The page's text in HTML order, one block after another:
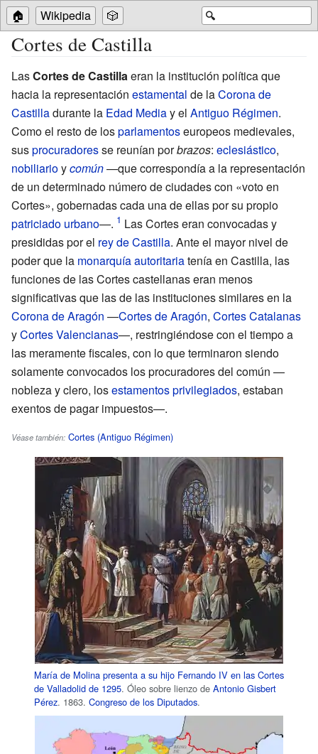
🔍
🏠 Wikipedia 🎲
Cortes de Castilla
LasCortes de Castilla eran la institución política que
hacia la representación estamental de laCorona de
Castilladurante la Edad Mediay el Antiguo Régimen.
Como el resto de losparlamentoseuropeos medievales,
susprocuradoresse reunían porbrazos: eclesiástico,
nobiliarioycomún—que correspondía a la representación
de un determinado número de ciudades con «voto en
Cortes», gobernadas cada una de ellas por su propio
patriciado urbano—.
Las Cortes eran convocadas y
presididas por el rey de Castilla. Ante el mayor nivel de
poder que la monarquía autoritariatenía en Castilla, las
funciones de las Cortes castellanas eran menos
significativas que las de las instituciones similares en la
Corona de Aragón —Cortes de Aragón, Cortes Catalanas
yCortes Valencianas—, restringiéndose con el tiempo a
las meramente fiscales, con lo que terminaron siendo
solamente convocados los procuradores del común —
nobleza y clero, losestamentos privilegiados, estaban
exentos de pagar impuestos—.
Véase también: Cortes (Antiguo Régimen)
María de Molina presenta a su hijo Fernando IV en las Cortes
de Valladolid de 1295. Óleo sobre lienzo de Antonio Gisbert
Pérez. 1863. Congreso de los Diputados.